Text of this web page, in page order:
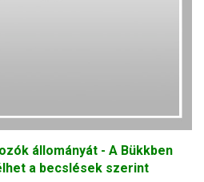
állományát - A Bükkben
a becslések szerint